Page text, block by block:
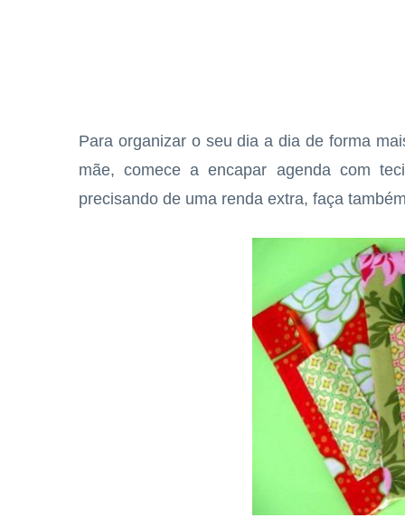
Para organizar o seu dia a dia de forma
mãe, comece a encapar agenda com
precisando de uma renda extra, faça